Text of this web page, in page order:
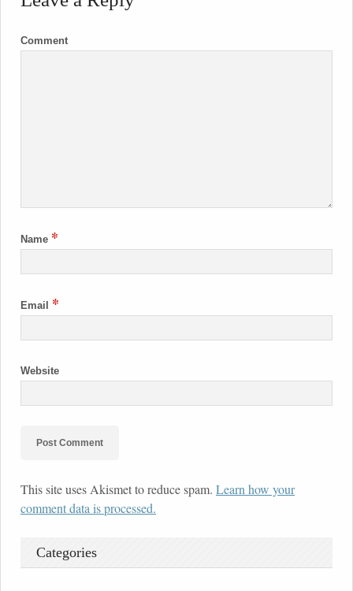
Comment
Name *
Email *
Website
This site uses Akismet to reduce spam. Learn how your
comment data is processed.
Categories